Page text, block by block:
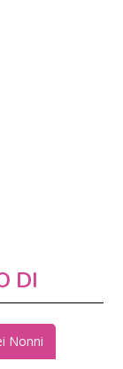
DI
Nonni